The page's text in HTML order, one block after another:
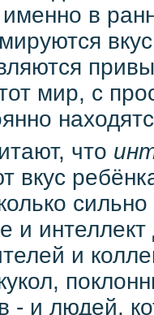
в
мир, с
что
вкус
сильно
и
и
- и людей,